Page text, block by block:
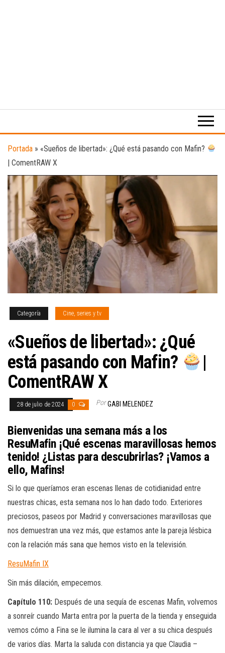
digital
el
música.
Portada » «Sueños de libertad»: ¿Qué está pasando con Mafin?
| ComentRAW X
Categoría Cine, series y tv
«Sueños de libertad»: ¿Qué
está pasando con Mafin?
|
ComentRAW X
28 de julio de 2024 0 Por GABI MELENDEZ
Bienvenidas una semana más a los
ResuMafin ¡Qué escenas maravillosas hemos
tenido! ¿Listas para descubrirlas? ¡Vamos a
ello, Mafins!
Si lo que queríamos eran escenas llenas de cotidianidad entre
nuestras chicas, esta semana nos lo han dado todo. Exteriores
preciosos, paseos por Madrid y conversaciones maravillosas que
nos demuestran una vez más, que estamos ante la pareja lésbica
con la relación más sana que hemos visto en la televisión.
ResuMafin IX
Sin más dilación, empecemos.
Capítulo 110: Después de una sequía de escenas Mafin, volvemos
a sonreír cuando Marta entra por la puerta de la tienda y enseguida
vemos cómo a Fina se le ilumina la cara al ver a su chica después
de varios días. Marta la saluda con distancia ya que Claudia –